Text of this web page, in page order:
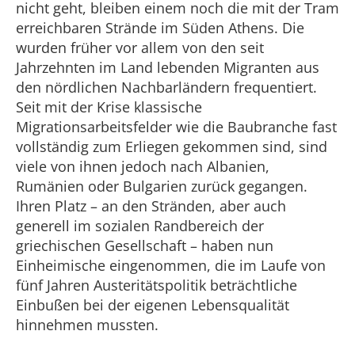
nicht geht, bleiben einem noch die mit der Tram
erreichbaren Strände im Süden Athens. Die
wurden früher vor allem von den seit
Jahrzehnten im Land lebenden Migranten aus
den nördlichen Nachbarländern frequentiert.
Seit mit der Krise klassische
Migrationsarbeitsfelder wie die Baubranche fast
vollständig zum Erliegen gekommen sind, sind
viele von ihnen jedoch nach Albanien,
Rumänien oder Bulgarien zurück gegangen.
Ihren Platz – an den Stränden, aber auch
generell im sozialen Randbereich der
griechischen Gesellschaft – haben nun
Einheimische eingenommen, die im Laufe von
fünf Jahren Austeritätspolitik beträchtliche
Einbußen bei der eigenen Lebensqualität
hinnehmen mussten.